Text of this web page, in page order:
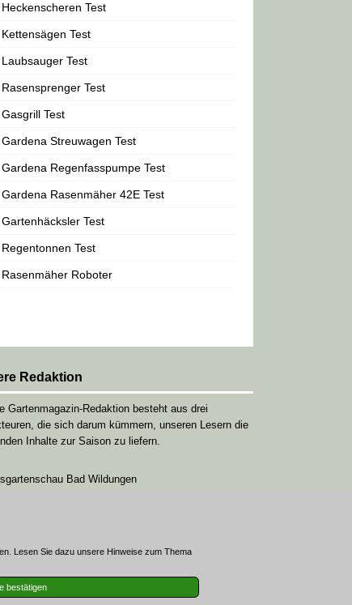
Heckenscheren Test
Kettensägen Test
Laubsauger Test
Rasensprenger Test
Gasgrill Test
Gardena Streuwagen Test
Gardena Regenfasspumpe Test
Gardena Rasenmäher 42E Test
Gartenhäcksler Test
Regentonnen Test
Rasenmäher Roboter
Redaktion
Gartenmagazin-Redaktion besteht aus drei
die sich darum kümmern, unseren Lesern die
Inhalte zur Saison zu liefern.
Bad Wildungen
Lesen Sie dazu unsere Hinweise zum Thema
bestätigen